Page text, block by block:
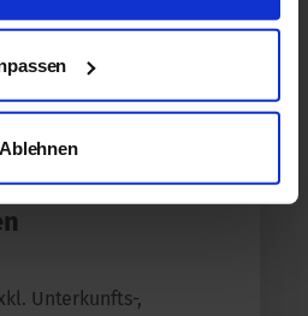
Ablehnen
Unterkunfts-,